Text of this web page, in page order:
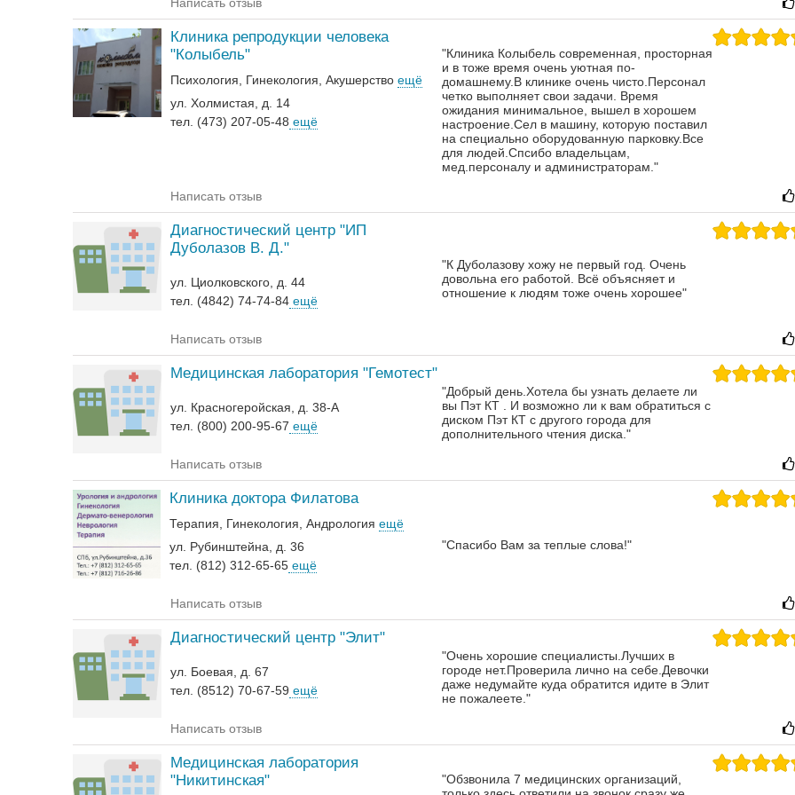
Клиника репродукции человека
"Колыбель"
Психология Гинекология Акушерство ещё
ул. Холмистая, д. 14
тел. (473) 207-05-48 ещё
"Клиника Колыбель современная, просторная
и в тоже время очень уютная по-
домашнему.В клинике очень чисто.Персонал
четко выполняет свои задачи. Время
ожидания минимальное, вышел в хорошем
настроение.Сел в машину, которую поставил
на специально оборудованную парковку.Все
для людей.Спсибо владельцам,
мед.персоналу и администраторам."
Написать отзыв
Диагностический центр "ИП
Дуболазов В. Д."
ул. Циолковского, д. 44
тел. (4842) 74-74-84 ещё
"К Дуболазову хожу не первый год. Очень
довольна его работой. Всё объясняет и
отношение к людям тоже очень хорошее"
Написать отзыв
Медицинская лаборатория "Гемотест"
ул. Красногеройская, д. 38-А
тел. (800) 200-95-67 ещё
"Добрый день.Хотела бы узнать делаете ли
вы Пэт КТ . И возможно ли к вам обратиться с
диском Пэт КТ с другого города для
дополнительного чтения диска."
Написать отзыв
Клиника доктора Филатова
Терапия Гинекология Андрология‎ ещё
ул. Рубинштейна, д. 36
тел. (812) 312-65-65 ещё
"Спасибо Вам за теплые слова!"
Написать отзыв
Диагностический центр "Элит"
ул. Боевая, д. 67
тел. (8512) 70-67-59 ещё
"Очень хорошие специалисты.Лучших в
городе нет.Проверила лично на себе.Девочки
даже недумайте куда обратится идите в Элит
не пожалеете."
Написать отзыв
Медицинская лаборатория
"Никитинская"
"Обзвонила 7 медицинских организаций,